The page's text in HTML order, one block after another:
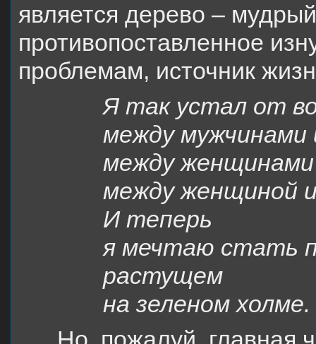
является дерево –
противопоставленное
проблемам, источник
Я так устал от
между мужчинами
между
между женщиной
И теперь
я мечтаю стать
растущем
на зеленом холме.